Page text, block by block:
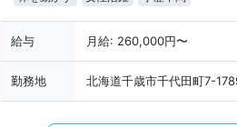
給与 月給: 260,000円〜
勤務地 北海道千歳市千代田町7-